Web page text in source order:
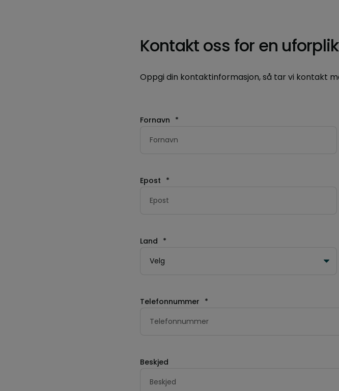
Kontakt oss for en
Oppgi din kontaktinformasjon, så tar vi kontakt
Fornavn *
Epost *
Land *
Telefonnummer *
Beskjed